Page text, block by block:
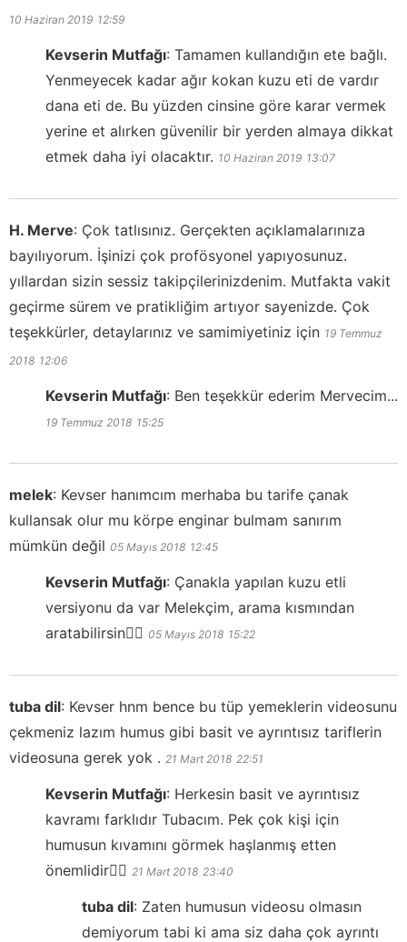
10 Haziran 2019 12:59
Kevserin Mutfağı: Tamamen kullandığın ete bağlı.
Yenmeyecek kadar ağır kokan kuzu eti de vardır
dana eti de. Bu yüzden cinsine göre karar vermek
yerine et alırken güvenilir bir yerden almaya dikkat
etmek daha iyi olacaktır. 10 Haziran 2019 13:07
H. Merve: Çok tatlısınız. Gerçekten açıklamalarınıza
bayılıyorum. İşinizi çok profösyonel yapıyosunuz.
yıllardan sizin sessiz takipçilerinizdenim. Mutfakta vakit
geçirme sürem ve pratikliğim artıyor sayenizde. Çok
teşekkürler, detaylarınız ve samimiyetiniz için 19 Temmuz
2018 12:06
Kevserin Mutfağı: Ben teşekkür ederim Mervecim...
19 Temmuz 2018 15:25
melek: Kevser hanımcım merhaba bu tarife çanak
kullansak olur mu körpe enginar bulmam sanırım
mümkün değil 05 Mayıs 2018 12:45
Kevserin Mutfağı: Çanakla yapılan kuzu etli
versiyonu da var Melekçim, arama kısmından
aratabilirsin👍🏻 05 Mayıs 2018 15:22
tuba dil: Kevser hnm bence bu tüp yemeklerin videosunu
çekmeniz lazım humus gibi basit ve ayrıntısız tariflerin
videosuna gerek yok . 21 Mart 2018 22:51
Kevserin Mutfağı: Herkesin basit ve ayrıntısız
kavramı farklıdır Tubacım. Pek çok kişi için
humusun kıvamını görmek haşlanmış etten
önemlidir👍🏻 21 Mart 2018 23:40
tuba dil: Zaten humusun videosu olmasın
demiyorum tabi ki ama siz daha çok ayrıntı